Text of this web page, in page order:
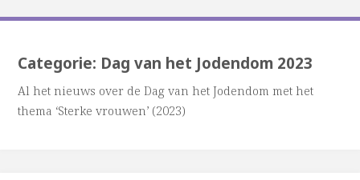
Categorie: Dag van het Jodendom 2023
Al het nieuws over de Dag van het Jodendom met het
thema ‘Sterke vrouwen’ (2023)